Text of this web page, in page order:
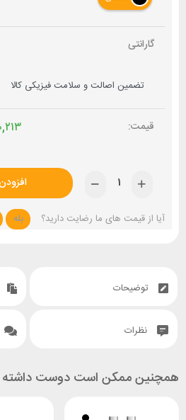
گارانتی
آیا از قیمت های ما رضایت دارید؟ بله
توضیحات
نظرات
همچنین ممکن است دوست داشته